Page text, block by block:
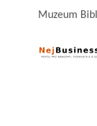
Muzeum